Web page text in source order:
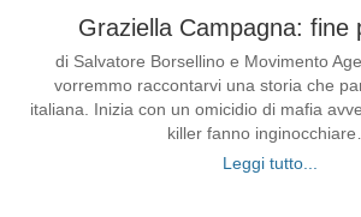
Graziella Campagna: fine
di Salvatore Borsellino e Movimento
vorremmo raccontarvi una storia che
italiana. Inizia con un omicidio di mafia
killer fanno
Leggi tutto...